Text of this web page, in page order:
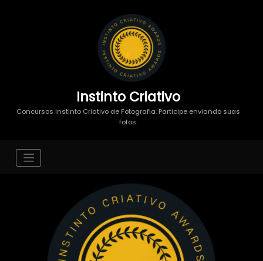
Instinto Criativo
Concursos Instinto Criativo de Fotografia. Participe enviando suas
fotos.